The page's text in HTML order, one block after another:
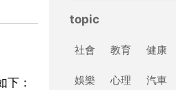
下：
topic
社會 教育 健康
娛樂 心理 汽車